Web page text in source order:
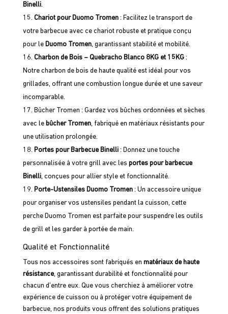
Binelli.
Chariot pour Duomo Tromen: Facilitez le transport de
votre barbecue avec ce chariot robuste et pratique conçu
pour le Duomo Tromen, garantissant stabilité et mobilité.
Charbon de Bois – Quebracho Blanco 8KG et 15KG:
Notre charbon de bois de haute qualité est idéal pour vos
grillades, offrant une combustion longue durée et une saveur
incomparable.
Bûcher Tromen : Gardez vos bûches ordonnées et sèches
avec le bûcher Tromen, fabriqué en matériaux résistants pour
une utilisation prolongée.
Portes pour Barbecue Binelli: Donnez une touche
personnalisée à votre grill avec les portes pour barbecue
Binelli, conçues pour allier style et fonctionnalité.
Porte-Ustensiles Duomo Tromen: Un accessoire unique
pour organiser vos ustensiles pendant la cuisson, cette
perche Duomo Tromen est parfaite pour suspendre les outils
de grill et les garder à portée de main.
Qualité et Fonctionnalité
Tous nos accessoires sont fabriqués en matériaux de haute
résistance, garantissant durabilité et fonctionnalité pour
chacun d’entre eux. Que vous cherchiez à améliorer votre
expérience de cuisson ou à protéger votre équipement de
barbecue, nos produits vous offrent des solutions pratiques